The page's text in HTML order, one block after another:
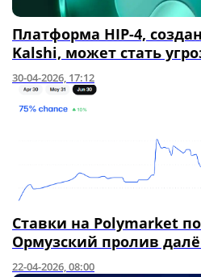
Платформа HIP-4,
Kalshi, может стать
30-04-2026, 17:12
Ставки на Polymarket
Ормузский пролив
22-04-2026, 08:00